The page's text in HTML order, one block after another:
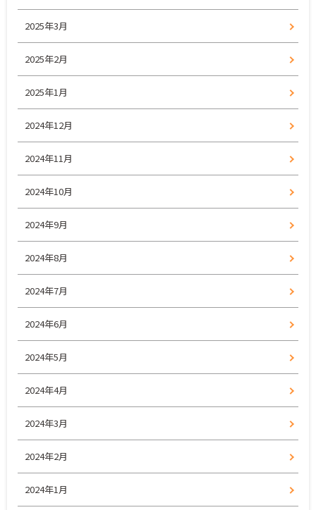
2025年3月
2025年2月
2025年1月
2024年12月
2024年11月
2024年10月
2024年9月
2024年8月
2024年7月
2024年6月
2024年5月
2024年4月
2024年3月
2024年2月
2024年1月